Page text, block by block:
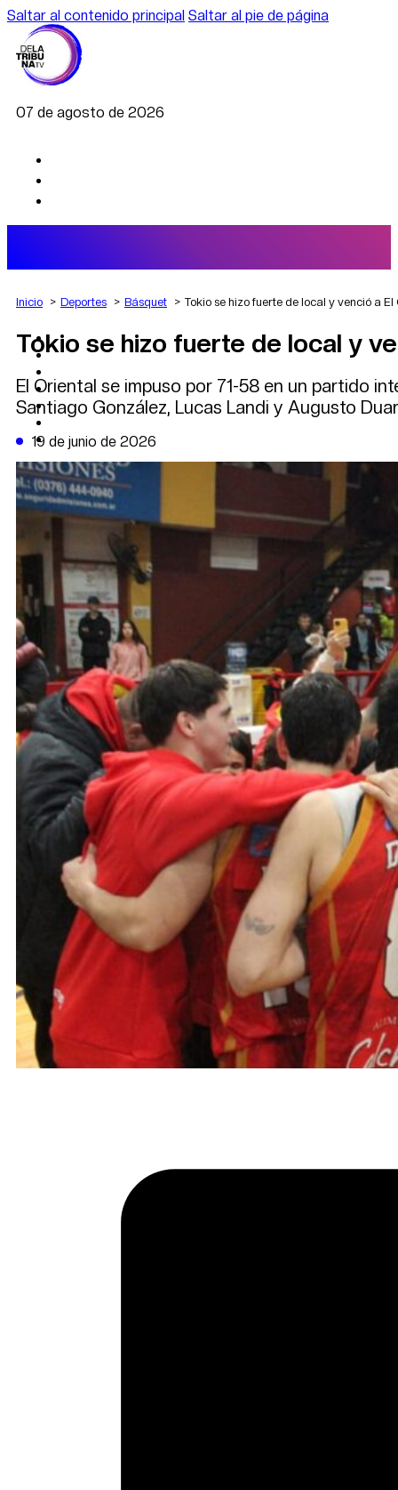
Saltar al contenido principal Saltar al pie de página
07 de agosto de 2026
AGRO
DEPORTES
POLÍTICA
CAMBIO CLIMÁTICO
DATA FIRME
DE LA TRIBUNA TV
Inicio Deportes Básquet Tokio se hizo fuerte de local y venció a El
Tokio se hizo fuerte de local y
El Oriental se impuso por 71-58 en un partido
Santiago González, Lucas Landi y Augusto
19 de junio de 2026